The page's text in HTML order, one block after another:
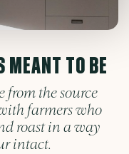
MEANT TO BE
from the source
farmers who
roast in a way
intact.